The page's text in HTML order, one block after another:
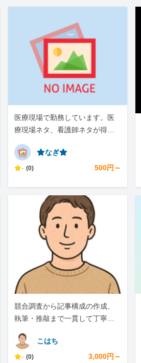
医療現場で勤務しています。医
療現場ネタ、看護師ネタが得意
⭐︎なぎ⭐︎
- (0) 500円～
競合調査から記事構成の作成、
執筆・推敲まで一貫して丁寧に
こはち
- (0) 3,000円～